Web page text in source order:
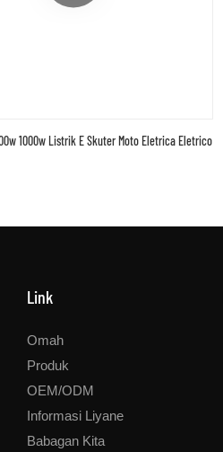
1000w Listrik E Skuter Moto Eletrica Eletrico
Link
Omah
Produk
OEM/ODM
Informasi Liyane
Babagan Kita